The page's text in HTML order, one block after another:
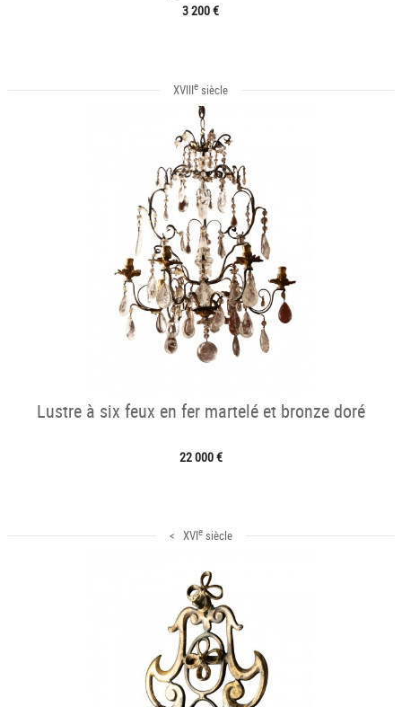
3 200 €
XVIIIe siècle
Lustre à six feux en fer martelé et bronze doré
22 000 €
< XVIesiècle